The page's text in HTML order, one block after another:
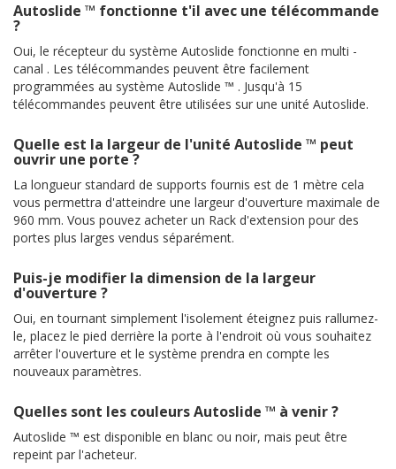
Autoslide ™ fonctionne t'il avec une télécommande
?
Oui, le récepteur du système Autoslide fonctionne en multi -
canal . Les télécommandes peuvent être facilement
programmées au système Autoslide ™ . Jusqu'à 15
télécommandes peuvent être utilisées sur une unité Autoslide.
Quelle est la largeur de l'unité Autoslide ™ peut
ouvrir une porte ?
La longueur standard de supports fournis est de 1 mètre cela
vous permettra d'atteindre une largeur d'ouverture maximale de
960 mm. Vous pouvez acheter un Rack d'extension pour des
portes plus larges vendus séparément.
Puis-je modifier la dimension de la largeur
d'ouverture ?
Oui, en tournant simplement l'isolement éteignez puis rallumez-
le, placez le pied derrière la porte à l'endroit où vous souhaitez
arrêter l'ouverture et le système prendra en compte les
nouveaux paramètres.
Quelles sont les couleurs Autoslide ™ à venir ?
Autoslide ™ est disponible en blanc ou noir, mais peut être
repeint par l'acheteur.